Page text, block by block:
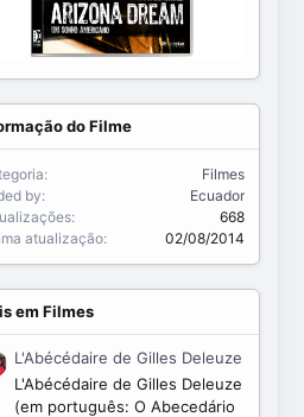
do Filme
Filmes
by
Ecuador
668
atualização
02/08/2014
em Filmes
L'Abécédaire de Gilles Deleuze
L'Abécédaire de Gilles Deleuze
(em português: O Abecedário